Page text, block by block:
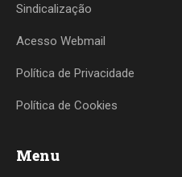
Sindicalização
Acesso Webmail
Política de Privacidade
Política de Cookies
Menu